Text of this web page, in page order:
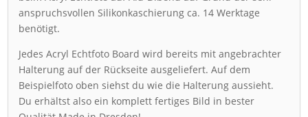
anspruchsvollen Silikonkaschierung ca. 14 Werktage
benötigt.
Jedes Acryl Echtfoto Board wird bereits mit angebrachter
Halterung auf der Rückseite ausgeliefert. Auf dem
Beispielfoto oben siehst du wie die Halterung aussieht.
Du erhältst also ein komplett fertiges Bild in bester